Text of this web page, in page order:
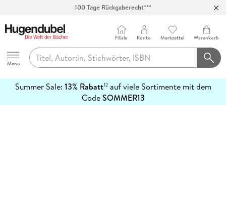
100 Tage Rückgaberecht***
Hugendubel
Menu
Filiale Konto Merkzettel Warenkorb
Summer Sale: 13% Rabatt12auf viele Sortimente mit dem
CodeSOMMER13
erfahren